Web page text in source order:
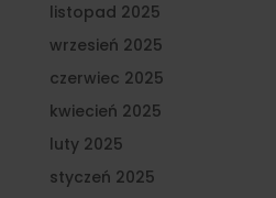
listopad 2025
wrzesień 2025
czerwiec 2025
kwiecień 2025
luty 2025
styczeń 2025